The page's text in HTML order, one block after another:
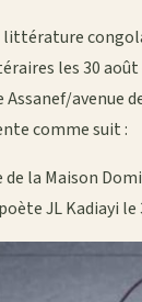
littérature
les 30 août
avenue
comme suit :
la Maison
JL Kadiayi le